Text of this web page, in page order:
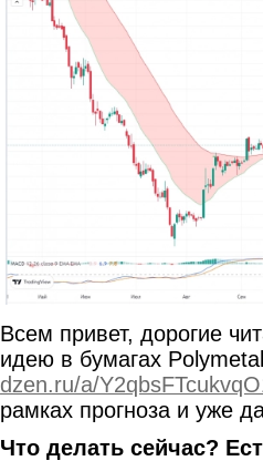
Всем привет, дорогие
идею в бумагах
dzen.ru/a/
рамках прогноза и уже
Что делать сейчас?